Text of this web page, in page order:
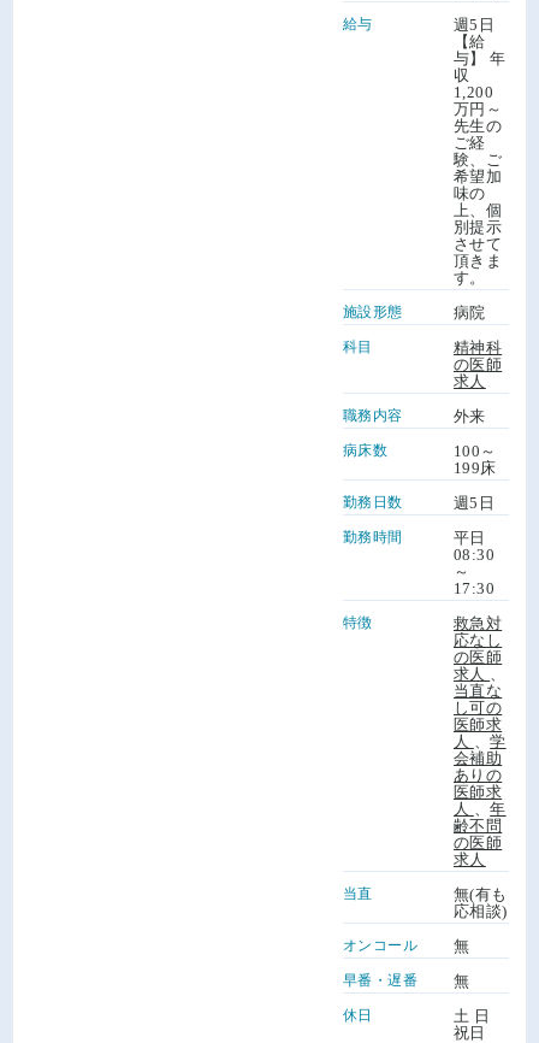
給与
週5日
【給
与】 年
収
1,200
万円～
先生の
ご経
験、ご
希望加
味の
上、個
別提示
させて
頂きま
す。
施設形態 病院
科目
精神科
の医師
求人
職務内容 外来
病床数
100～
199床
勤務日数 週5日
勤務時間
平日
08:30
～
17:30
特徴
救急対
応なし
の医師
求人
当直な
し可の
医師求
人
、学
会補助
ありの
医師求
人
、年
齢不問
の医師
求人
当直
無(有も
応相談)
オンコール 無
早番・遅番 無
休日
土 日
祝日